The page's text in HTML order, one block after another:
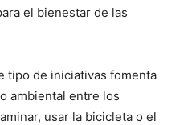
el bienestar de las
tipo de iniciativas fomenta
ambiental entre los
usar la bicicleta o el